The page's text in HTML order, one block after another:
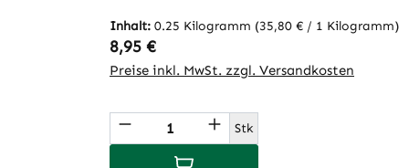
hohen Anteil an Spurenelementen und
Kalzium. Dadurch ist sie ideal geeignet, um
den individuellen Kalziumbedarf zu decken
Phosphorüberschuss
auszugleichen.Fütterungsempfehlung: Um
Inhalt: 0.25 Kilogramm (35,80 € / 1 Kilogramm)
Regulärer Preis:
8,95 €
Preise inkl. MwSt. zzgl. Versandkosten
Produkt Anzahl: Gib den
Stk
In den Warenkorb